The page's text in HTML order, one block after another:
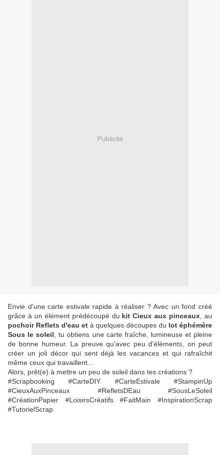
Publicité
Envie d'une carte estivale rapide à réaliser ? Avec un fond créé
grâce à un élément prédécoupé du kit Cieux aux pinceaux , au
pochoir Reflets d'eau et à quelques découpes du lot éphémère
Sous le soleil , tu obtiens une carte fraîche, lumineuse et pleine
de bonne humeur. La preuve qu'avec peu d'éléments, on peut
créer un joli décor qui sent déjà les vacances et qui rafraîchit
même ceux qui travaillent...
Alors, prêt(e) à mettre un peu de soleil dans tes créations ?
#Scrapbooking #CarteDIY #CarteEstivale #StampinUp
#CieuxAuxPinceaux #RefletsDEau #SousLeSoleil
#CréationPapier #LoisirsCréatifs #FaitMain #InspirationScrap
#TutorielScrap